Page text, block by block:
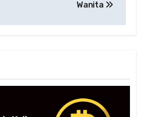
Wanita